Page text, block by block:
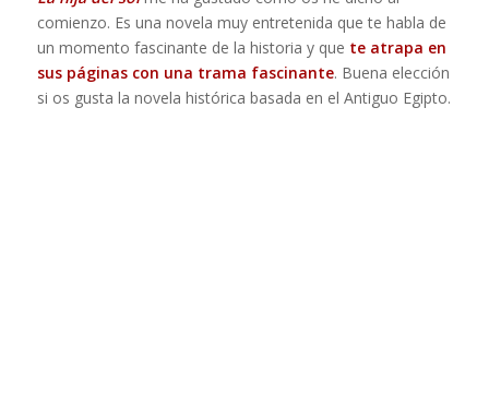
comienzo. Es una novela muy entretenida que te habla de
un momento fascinante de la historia y que te atrapa en
sus páginas con una trama fascinante. Buena elección
si os gusta la novela histórica basada en el Antiguo Egipto.